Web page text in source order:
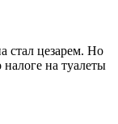
стал цезарем. Но
на туалеты